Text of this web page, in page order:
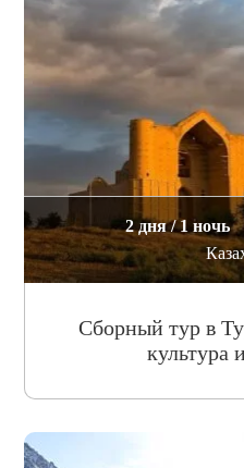
2 дня / 1 ночь
Сборный тур в
культура